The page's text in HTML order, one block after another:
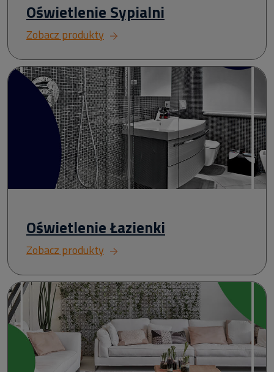
Oświetlenie Sypialni
Zobacz produkty
Oświetlenie Łazienki
Zobacz produkty